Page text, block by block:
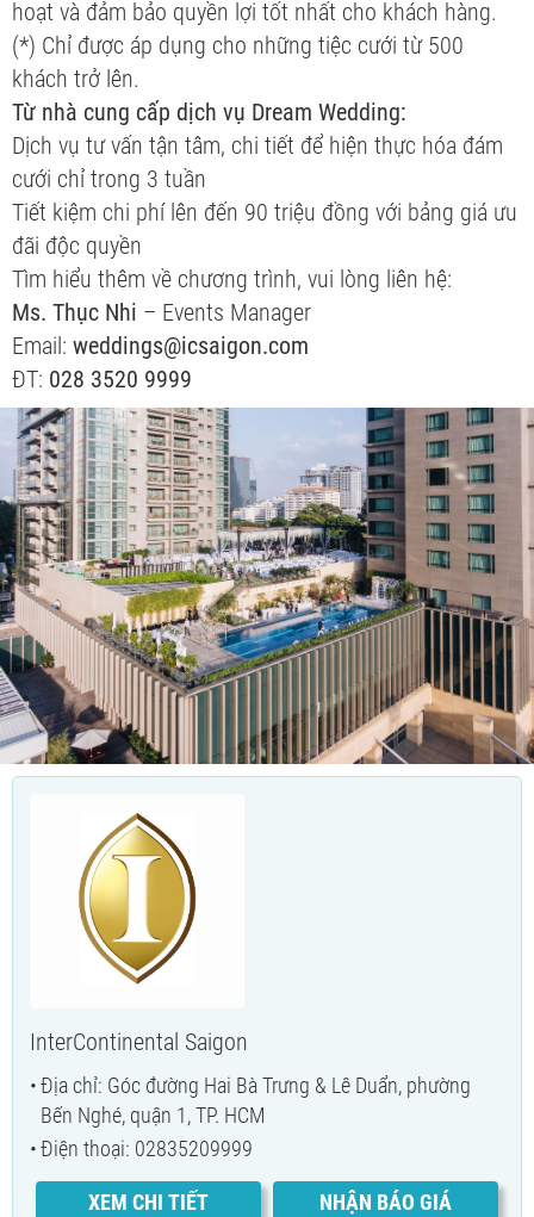
hoạt và đảm bảo quyền lợi tốt nhất cho khách hàng.
(*) Chỉ được áp dụng cho những tiệc cưới từ 500
khách trở lên.
Từ nhà cung cấp dịch vụ Dream Wedding:
Dịch vụ tư vấn tận tâm, chi tiết để hiện thực hóa đám
cưới chỉ trong 3 tuần
Tiết kiệm chi phí lên đến 90 triệu đồng với bảng giá ưu
đãi độc quyền
Tìm hiểu thêm về chương trình, vui lòng liên hệ:
Ms. Thục Nhi – Events Manager
Email: weddings@icsaigon.com
ĐT: 028 3520 9999
InterContinental Saigon
Địa chỉ: Góc đường Hai Bà Trưng & Lê Duẩn, phường
Bến Nghé, quận 1, TP. HCM
Điện thoại: 02835209999
XEM CHI TIẾT NHẬN BÁO GIÁ